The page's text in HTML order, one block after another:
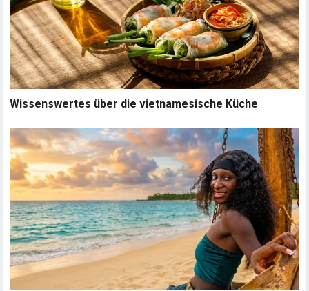
Wissenswertes über die vietnamesische Küche